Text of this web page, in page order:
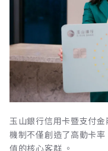
玉山銀行信用卡暨支付
機制不僅創造了高動卡
值的核心客群 。